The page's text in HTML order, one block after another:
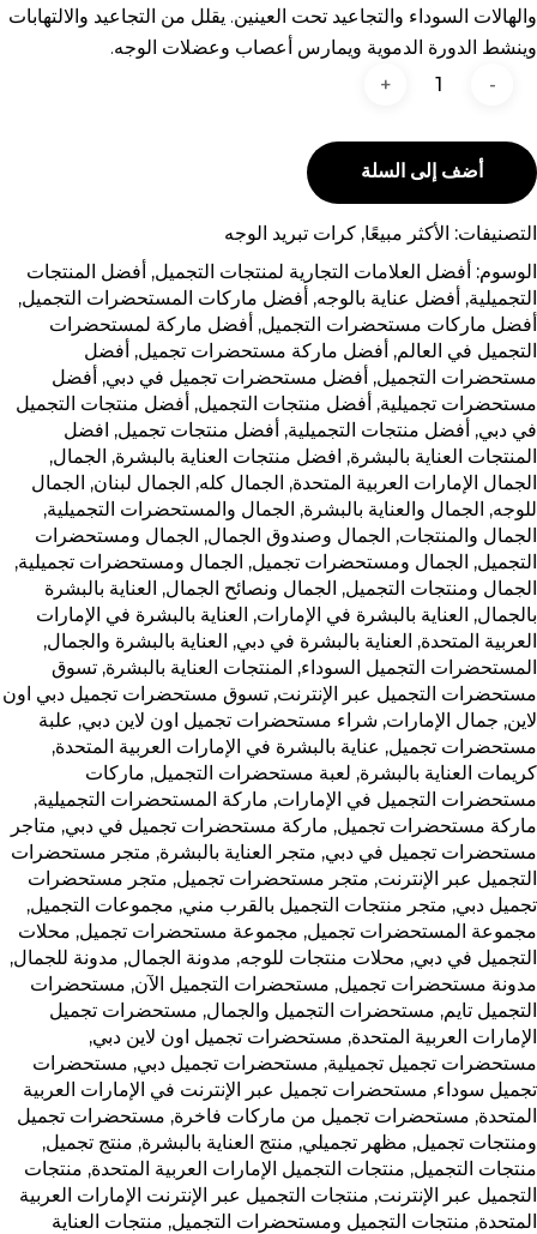
والهالات السوداء والتجاعيد تحت العينين. يقلل من التجاعيد والالتهابات
وينشط الدورة الدموية ويمارس أعصاب وعضلات الوجه.
أضف إلى السلة
التصنيفات: الأكثر مبيعًا, كرات تبريد الوجه
الوسوم: أفضل العلامات التجارية لمنتجات التجميل, أفضل المنتجات
التجميلية, أفضل عناية بالوجه, أفضل ماركات المستحضرات التجميل,
أفضل ماركات مستحضرات التجميل, أفضل ماركة لمستحضرات
التجميل في العالم, أفضل ماركة مستحضرات تجميل, أفضل
مستحضرات التجميل, أفضل مستحضرات تجميل في دبي, أفضل
مستحضرات تجميلية, أفضل منتجات التجميل, أفضل منتجات التجميل
في دبي, أفضل منتجات التجميلية, أفضل منتجات تجميل, افضل
المنتجات العناية بالبشرة, افضل منتجات العناية بالبشرة, الجمال,
الجمال الإمارات العربية المتحدة, الجمال كله, الجمال لبنان, الجمال
للوجه, الجمال والعناية بالبشرة, الجمال والمستحضرات التجميلية,
الجمال والمنتجات, الجمال وصندوق الجمال, الجمال ومستحضرات
التجميل, الجمال ومستحضرات تجميل, الجمال ومستحضرات تجميلية,
الجمال ومنتجات التجميل, الجمال ونصائح الجمال, العناية بالبشرة
بالجمال, العناية بالبشرة في الإمارات, العناية بالبشرة في الإمارات
العربية المتحدة, العناية بالبشرة في دبي, العناية بالبشرة والجمال,
المستحضرات التجميل السوداء, المنتجات العناية بالبشرة, تسوق
مستحضرات التجميل عبر الإنترنت, تسوق مستحضرات تجميل دبي اون
لاين, جمال الإمارات, شراء مستحضرات تجميل اون لاين دبي, علبة
مستحضرات تجميل, عناية بالبشرة في الإمارات العربية المتحدة,
كريمات العناية بالبشرة, لعبة مستحضرات التجميل, ماركات
مستحضرات التجميل في الإمارات, ماركة المستحضرات التجميلية,
ماركة مستحضرات تجميل, ماركة مستحضرات تجميل في دبي, متاجر
مستحضرات تجميل في دبي, متجر العناية بالبشرة, متجر مستحضرات
التجميل عبر الإنترنت, متجر مستحضرات تجميل, متجر مستحضرات
تجميل دبي, متجر منتجات التجميل بالقرب مني, مجموعات التجميل,
مجموعة المستحضرات تجميل, مجموعة مستحضرات تجميل, محلات
التجميل في دبي, محلات منتجات للوجه, مدونة الجمال, مدونة للجمال,
مدونة مستحضرات تجميل, مستحضرات التجميل الآن, مستحضرات
التجميل تايم, مستحضرات التجميل والجمال, مستحضرات تجميل
الإمارات العربية المتحدة, مستحضرات تجميل اون لاين دبي,
مستحضرات تجميل تجميلية, مستحضرات تجميل دبي, مستحضرات
تجميل سوداء, مستحضرات تجميل عبر الإنترنت في الإمارات العربية
المتحدة, مستحضرات تجميل من ماركات فاخرة, مستحضرات تجميل
ومنتجات تجميل, مظهر تجميلي, منتج العناية بالبشرة, منتج تجميل,
منتجات التجميل, منتجات التجميل الإمارات العربية المتحدة, منتجات
التجميل عبر الإنترنت, منتجات التجميل عبر الإنترنت الإمارات العربية
المتحدة, منتجات التجميل ومستحضرات التجميل, منتجات العناية